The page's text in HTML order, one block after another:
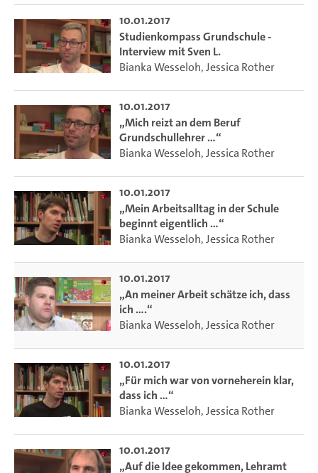
10.01.2017
Studienkompass Grundschule -
Interview mit Sven L.
Bianka Wesseloh,Jessica Rother
10.01.2017
„Mich reizt an dem Beruf
Grundschullehrer …“
Bianka Wesseloh,Jessica Rother
10.01.2017
„Mein Arbeitsalltag in der Schule
beginnt eigentlich …“
Bianka Wesseloh,Jessica Rother
10.01.2017
„An meiner Arbeit schätze ich, dass
ich ….“
Bianka Wesseloh,Jessica Rother
10.01.2017
„Für mich war von vorneherein klar,
dass ich …“
Bianka Wesseloh,Jessica Rother
10.01.2017
„Auf die Idee gekommen, Lehramt